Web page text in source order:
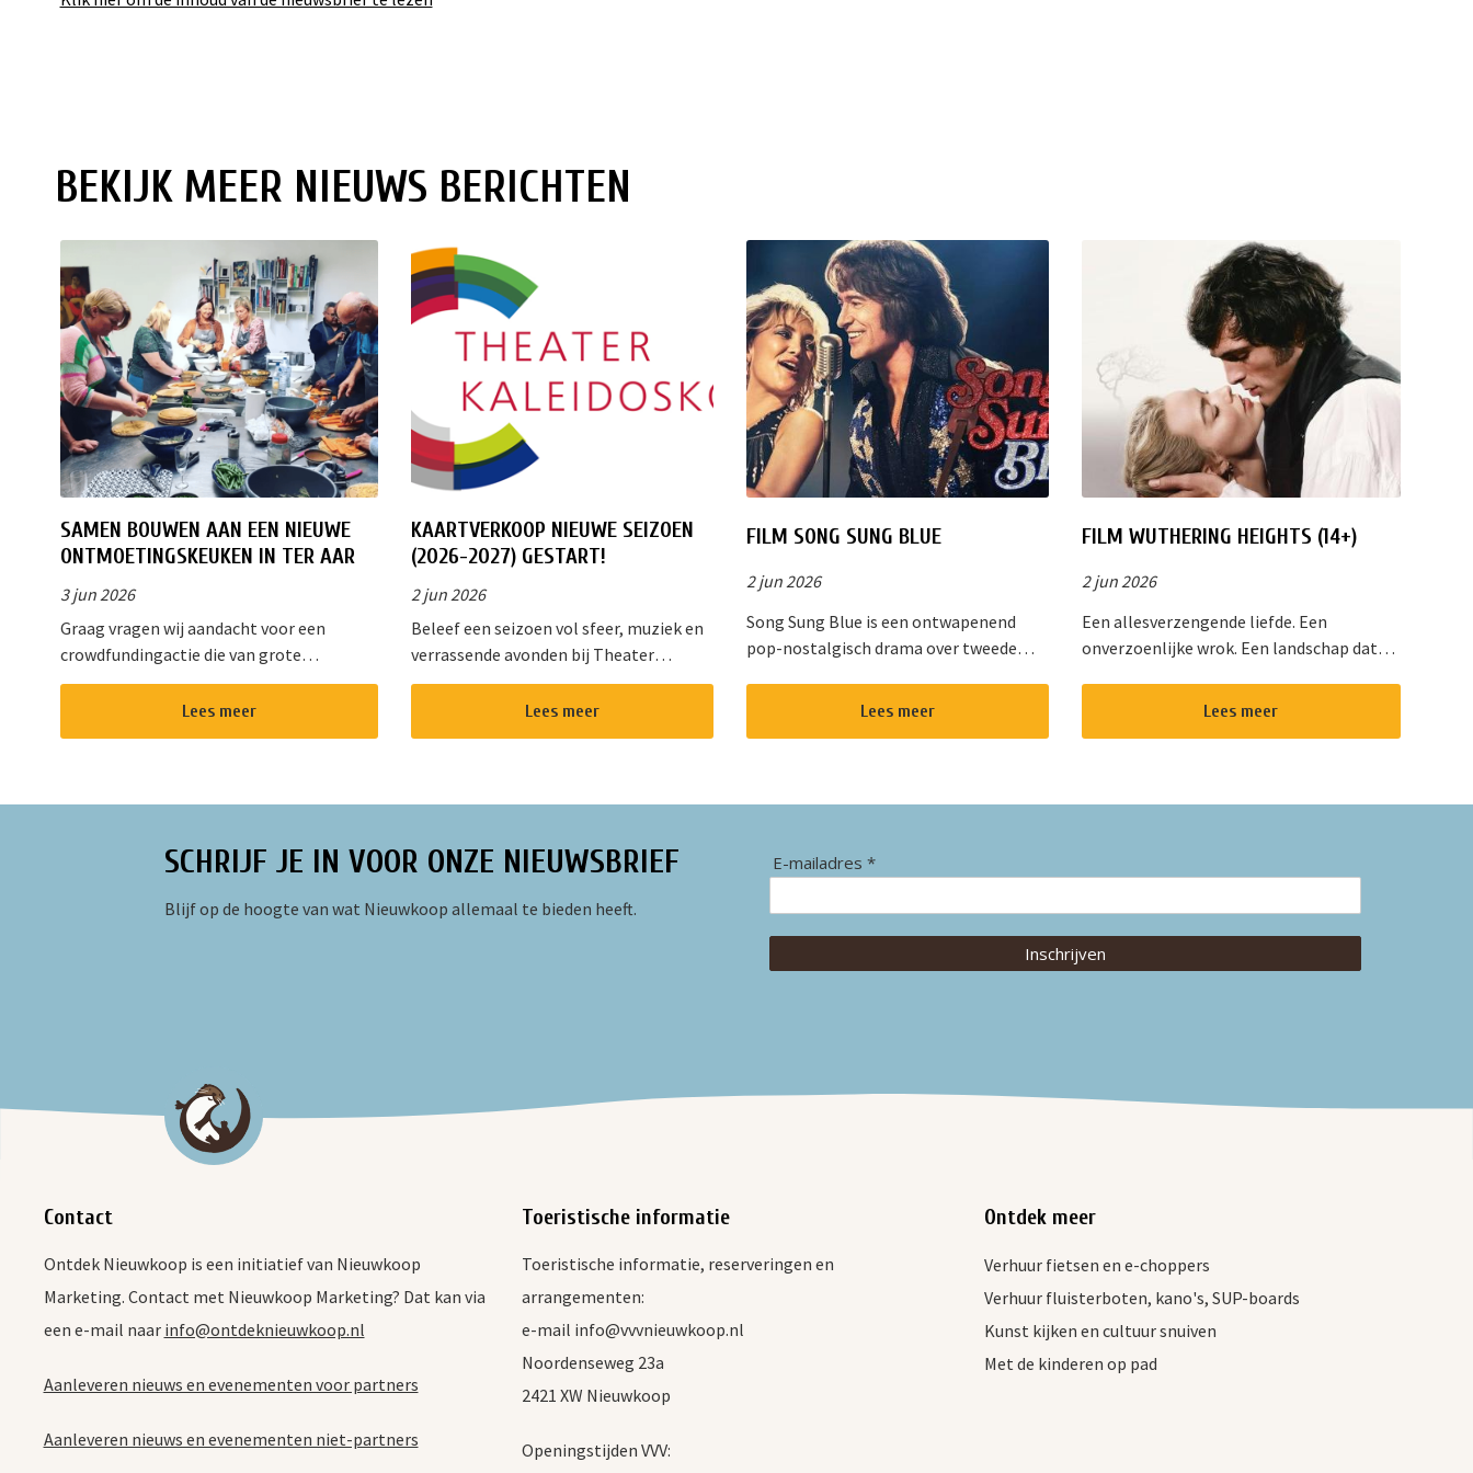
BEKIJK MEER NIEUWS BERICHTEN
SAMEN BOUWEN AAN EEN NIEUWE
ONTMOETINGSKEUKEN IN TER AAR
3 jun 2026
Graag vragen wij aandacht voor een
crowdfundingactie die van grote
betekenis is voor onze gemeenschap.
Stichting !Triggr en SPAN vormen samen
een multifunctioneel cultureel centrum
Lees meer
KAARTVERKOOP NIEUWE SEIZOEN
(2026-2027) GESTART!
2 jun 2026
Beleef een seizoen vol sfeer, muziek en
verrassende avonden bij Theater
Kaleidoskoop. Dit gezellige theater in
het hart van Nieuwkoop biedt een
gevarieerd programma voor jong en
Lees meer
FILM SONG SUNG BLUE
2 jun 2026
Song Sung Blue is een ontwapenend
pop-nostalgisch drama over tweede
helende vermogen van muziek. Van de
Lees meer
FILM WUTHERING HEIGHTS (14+)
2 jun 2026
Een allesverzengende liefde. Een
onverzoenlijke wrok. Een landschap dat
gedurfde en originele verfilming van de
Lees meer
SCHRIJF JE IN VOOR ONZE NIEUWSBRIEF
Blijf op de hoogte van wat Nieuwkoop allemaal te bieden heeft.
E-mailadres *
Inschrijven
Contact
Ontdek Nieuwkoop is een initiatief van Nieuwkoop
Marketing. Contact met Nieuwkoop Marketing? Dat kan via
een e-mail naar info@ontdeknieuwkoop.nl
Aanleveren nieuws en evenementen voor partners
Aanleveren nieuws en evenementen niet-partners
Toeristische informatie
Toeristische informatie, reserveringen en
arrangementen:
e-mail info@vvvnieuwkoop.nl
Noordenseweg 23a
2421 XW Nieuwkoop
Openingstijden VVV:
Ontdek meer
Verhuur fietsen en e-choppers
Verhuur fluisterboten, kano's, SUP-boards
Kunst kijken en cultuur snuiven
Met de kinderen op pad